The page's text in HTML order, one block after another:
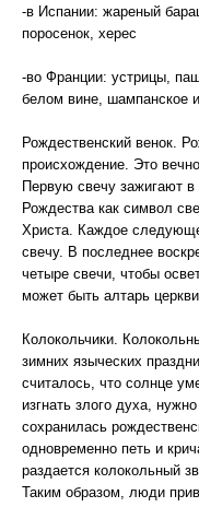
-в Испании: жареный
поросенок, херес
-во Франции: устрицы,
белом вине, шампанское
Рождественский венок.
происхождение. Это
Первую свечу зажигают
Рождества как символ
Христа. Каждое
свечу. В последнее
четыре свечи, чтобы
может быть алтарь
Колокольчики.
зимних языческих
считалось, что солнце
изгнать злого духа,
сохранилась
одновременно петь и
раздается колокольный
Таким образом, люди